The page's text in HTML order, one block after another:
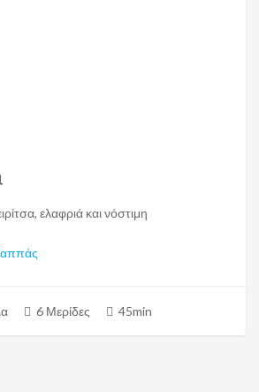
ελαφριά και νόστιμη
6 Μερίδες 45min